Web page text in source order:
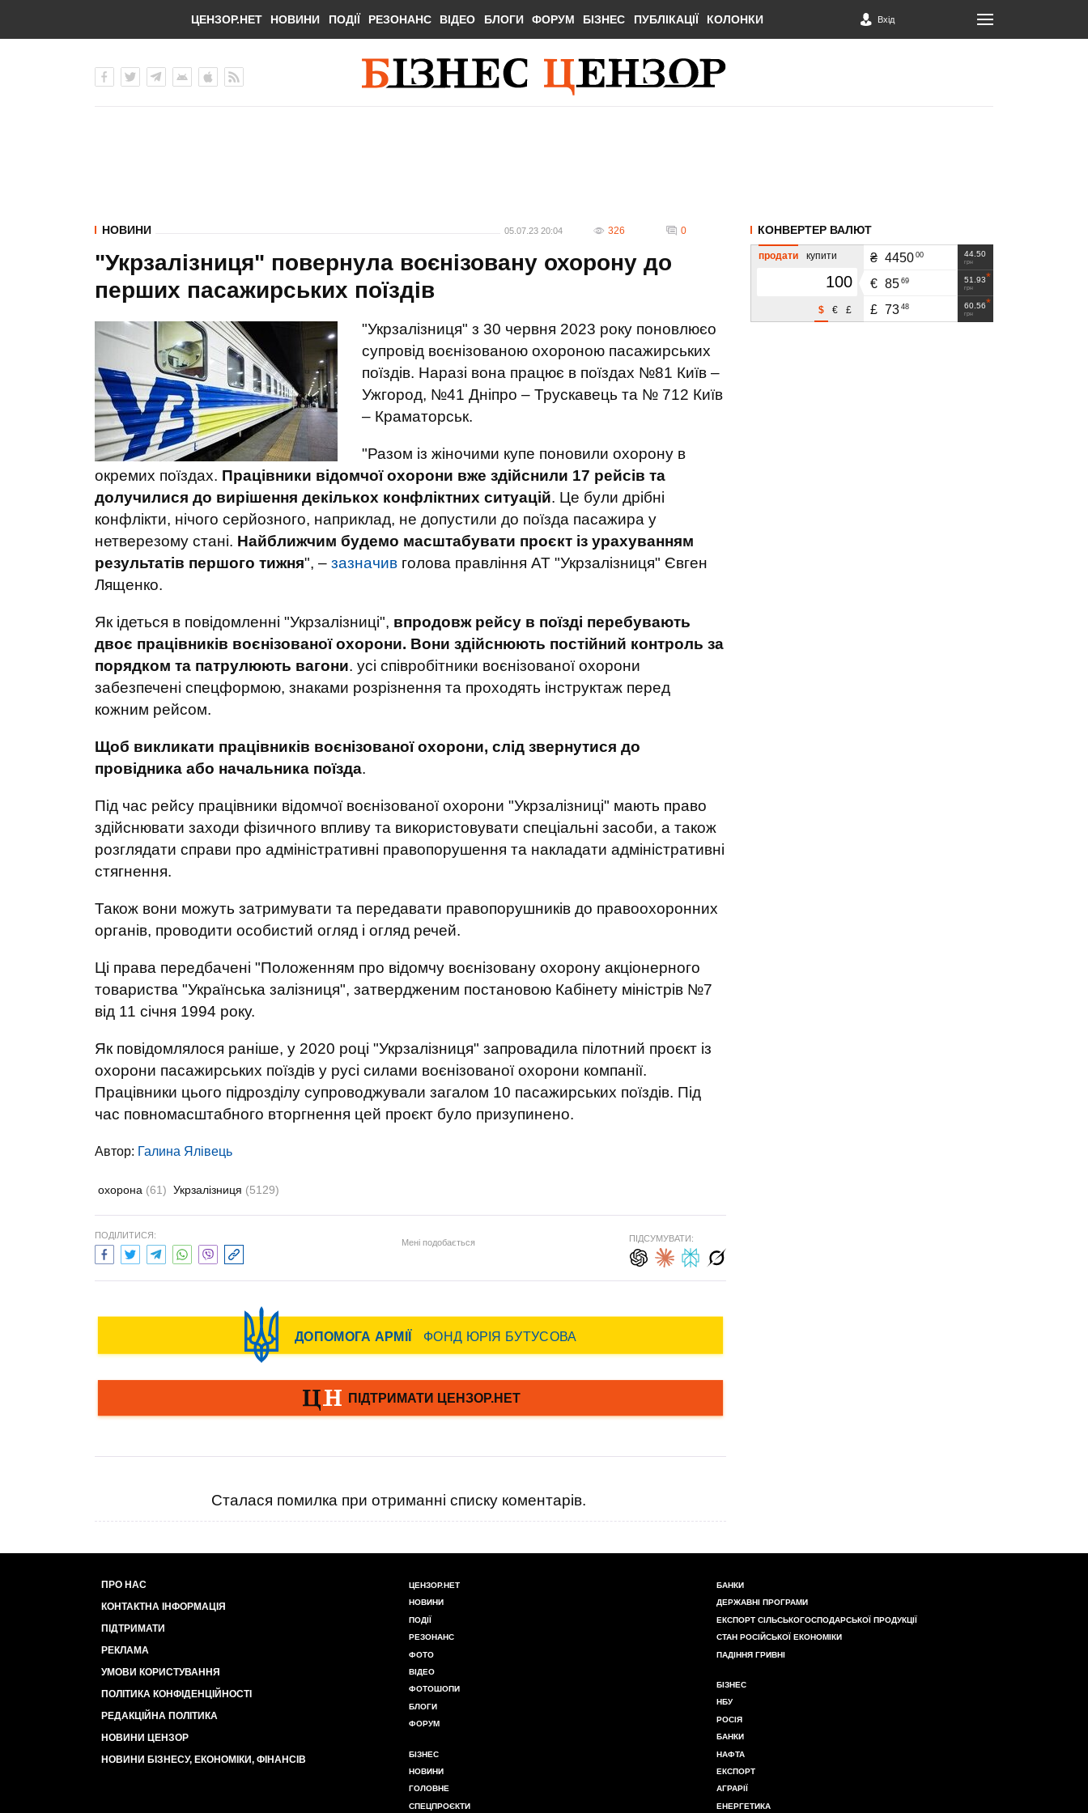
ЦЕНЗОР.НЕТ НОВИНИ ПОДІЇ РЕЗОНАНС ВІДЕО БЛОГИ ФОРУМ БІЗНЕС ПУБЛІКАЦІЇ КОЛОНКИ Вхід
НОВИНИ 05.07.23 20:04 326 0
"Укрзалізниця" повернула воєнізовану охорону до
перших пасажирських поїздів
"Укрзалізниця" з 30 червня 2023 року поновлюєо
супровід воєнізованою охороною пасажирських
поїздів. Наразі вона працює в поїздах №81 Київ –
Ужгород, №41 Дніпро – Трускавець та № 712 Київ
– Краматорськ.
"Разом із жіночими купе поновили охорону в
окремих поїздах. Працівники відомчої охорони вже здійснили 17 рейсів та
долучилися до вирішення декількох конфліктних ситуацій. Це були дрібні
конфлікти, нічого серйозного, наприклад, не допустили до поїзда пасажира у
нетверезому стані. Найближчим будемо масштабувати проєкт із урахуванням
результатів першого тижня", – зазначив голова правління АТ "Укрзалізниця" Євген
Лященко.
Як ідеться в повідомленні "Укрзалізниці", впродовж рейсу в поїзді перебувають
двоє працівників воєнізованої охорони. Вони здійснюють постійний контроль за
порядком та патрулюють вагони. усі співробітники воєнізованої охорони
забезпечені спецформою, знаками розрізнення та проходять інструктаж перед
кожним рейсом.
Щоб викликати працівників воєнізованої охорони, слід звернутися до
провідника або начальника поїзда.
Під час рейсу працівники відомчої воєнізованої охорони "Укрзалізниці" мають право
здійснювати заходи фізичного впливу та використовувати спеціальні засоби, а також
розглядати справи про адміністративні правопорушення та накладати адміністративні
стягнення.
Також вони можуть затримувати та передавати правопорушників до правоохоронних
органів, проводити особистий огляд і огляд речей.
Ці права передбачені "Положенням про відомчу воєнізовану охорону акціонерного
товариства "Українська залізниця", затвердженим постановою Кабінету міністрів №7
від 11 січня 1994 року.
Як повідомлялося раніше, у 2020 році "Укрзалізниця" запровадила пілотний проєкт із
охорони пасажирських поїздів у русі силами воєнізованої охорони компанії.
Працівники цього підрозділу супроводжували загалом 10 пасажирських поїздів. Під
час повномасштабного вторгнення цей проєкт було призупинено.
Автор: Галина Ялівець
охорона (61) Укрзалізниця (5129)
ПОДІЛИТИСЯ:
Мені подобається ПІДСУМУВАТИ:
Сталася помилка при отриманні списку коментарів.
КОНВЕРТЕР ВАЛЮТ
продати купити
£
€
$
44.50
грн
₴ 4450 00
51.93
грн
€ 85 69
60.56
грн
£ 73 48
ПРО НАС
КОНТАКТНА ІНФОРМАЦІЯ
ПІДТРИМАТИ
РЕКЛАМА
УМОВИ КОРИСТУВАННЯ
ПОЛІТИКА КОНФІДЕНЦІЙНОСТІ
РЕДАКЦІЙНА ПОЛІТИКА
НОВИНИ ЦЕНЗОР
НОВИНИ БІЗНЕСУ, ЕКОНОМІКИ, ФІНАНСІВ
ЦЕНЗОР.НЕТ
НОВИНИ
ПОДІЇ
РЕЗОНАНС
ФОТО
ВІДЕО
ФОТОШОПИ
БЛОГИ
ФОРУМ
БІЗНЕС
НОВИНИ
ГОЛОВНЕ
СПЕЦПРОЄКТИ
БАНКИ
ДЕРЖАВНІ ПРОГРАМИ
ЕКСПОРТ СІЛЬСЬКОГОСПОДАРСЬКОЇ ПРОДУКЦІЇ
СТАН РОСІЙСЬКОЇ ЕКОНОМІКИ
ПАДІННЯ ГРИВНІ
БІЗНЕС
НБУ
РОСІЯ
БАНКИ
НАФТА
ЕКСПОРТ
АГРАРІЇ
ЕНЕРГЕТИКА